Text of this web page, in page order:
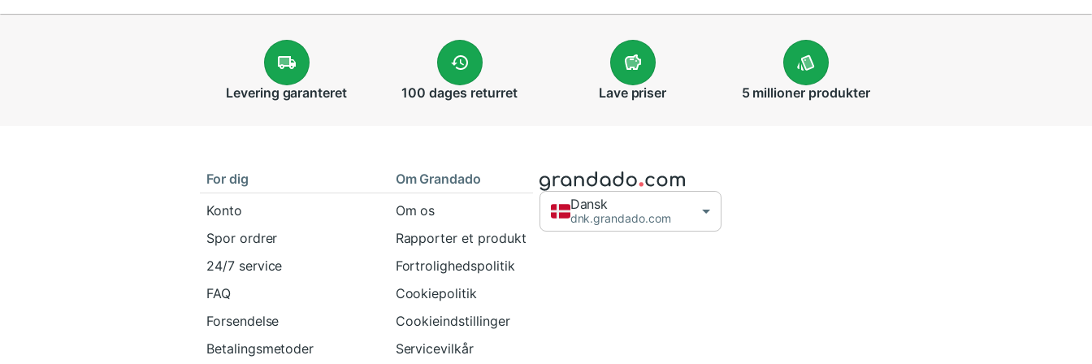
Hvilket materiale er pungen lavet af?
Pungen er lavet af PU (polyurethan), et holdbart og letplejeligt syntetisk materiale.
Levering garanteret 100 dages returret Lavepriser 5 millionerprodukter
For dig
Konto
Spor ordrer
24/7 service
FAQ
Forsendelse
Betalingsmetoder
Om Grandado
Om os
Rapporter et produkt
Fortrolighedspolitik
Cookiepolitik
Cookieindstillinger
Servicevilkår
Dansk
dnk.grandado.com